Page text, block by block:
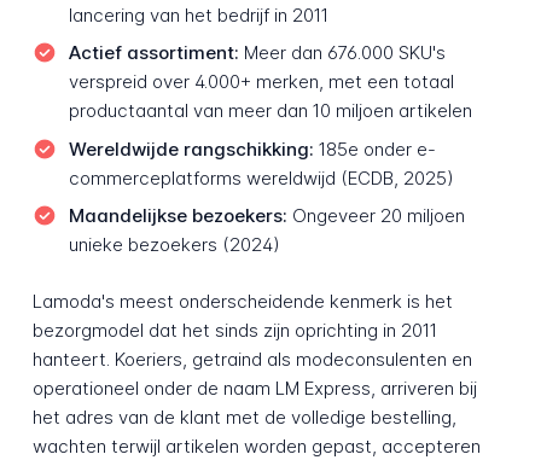
lancering van het bedrijf in 2011
Actief assortiment: Meer dan 676.000 SKU's
verspreid over 4.000+ merken, met een totaal
productaantal van meer dan 10 miljoen artikelen
Wereldwijde rangschikking: 185e onder e-
commerceplatforms wereldwijd (ECDB, 2025)
Maandelijkse bezoekers: Ongeveer 20 miljoen
unieke bezoekers (2024)
Lamoda's meest onderscheidende kenmerk is het
bezorgmodel dat het sinds zijn oprichting in 2011
hanteert. Koeriers, getraind als modeconsulenten en
operationeel onder de naam LM Express, arriveren bij
het adres van de klant met de volledige bestelling,
wachten terwijl artikelen worden gepast, accepteren